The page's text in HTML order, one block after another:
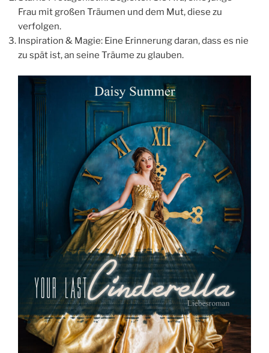
Frau mit großen Träumen und dem Mut, diese zu
verfolgen.
Inspiration & Magie: Eine Erinnerung daran, dass es nie
zu spät ist, an seine Träume zu glauben.